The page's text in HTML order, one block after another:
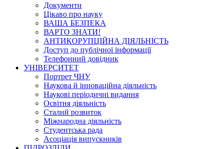
Документи
Цікаво про науку
ВАША БЕЗПЕКА
ВАРТО ЗНАТИ!
АНТИКОРУПЦІЙНА ДІЯЛЬНІСТЬ
Доступ до публічної інформації
Телефонний довідник
УНІВЕРСИТЕТ
Портрет ЧНУ
Наукова й інноваційна діяльність
Наукові періодичні видання
Освітня діяльність
Сталий розвиток
Міжнародна діяльність
Студентська рада
Асоціація випускників